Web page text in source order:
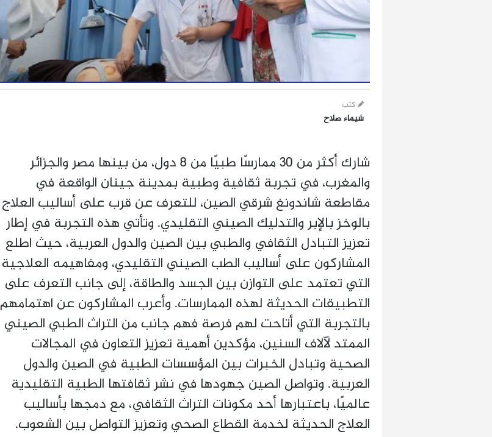
كتب
شيماء صلاح
شارك أكثر من 30 ممارسًا طبيًا من 8 دول، من بينها مصر والجزائر
والمغرب، في تجربة ثقافية وطبية بمدينة جينان الواقعة في
مقاطعة شاندونغ شرقي الصين، للتعرف عن قرب على أساليب العلاج
بالوخز بالإبر والتدليك الصيني التقليدي. وتأتي هذه التجربة في إطار
تعزيز التبادل الثقافي والطبي بين الصين والدول العربية، حيث اطلع
المشاركون على أساليب الطب الصيني التقليدي، ومفاهيمه العلاجية
التي تعتمد على التوازن بين الجسد والطاقة، إلى جانب التعرف على
التطبيقات الحديثة لهذه الممارسات. وأعرب المشاركون عن اهتمامهم
بالتجربة التي أتاحت لهم فرصة فهم جانب من التراث الطبي الصيني
الممتد لآلاف السنين، مؤكدين أهمية تعزيز التعاون في المجالات
الصحية وتبادل الخبرات بين المؤسسات الطبية في الصين والدول
العربية. وتواصل الصين جهودها في نشر ثقافتها الطبية التقليدية
عالميًا، باعتبارها أحد مكونات التراث الثقافي، مع دمجها بأساليب
العلاج الحديثة لخدمة القطاع الصحي وتعزيز التواصل بين الشعوب.